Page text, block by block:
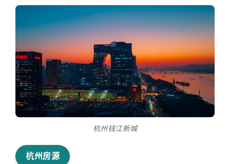
杭州钱江新城
杭州房源